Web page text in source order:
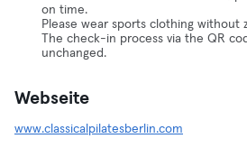
on time.
Please wear sports clothing without
The check-in process via the QR
unchanged.
Webseite
www.classicalpilatesberlin.com